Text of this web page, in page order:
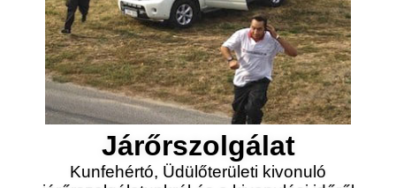
Járőrszolgálat
Kunfehértó, Üdülőterületi kivonuló